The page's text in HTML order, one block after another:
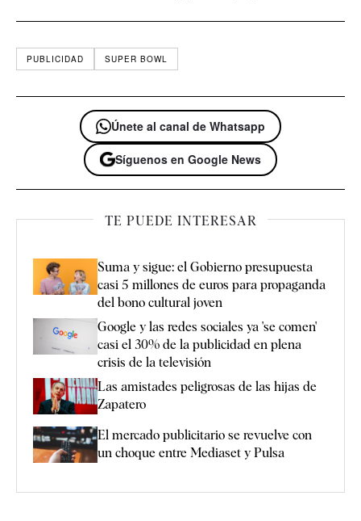
PUBLICIDAD SUPER BOWL
Únete al canal de Whatsapp
Síguenos en Google News
TE PUEDE INTERESAR
Suma y sigue: el Gobierno presupuesta
casi 5 millones de euros para propaganda
del bono cultural joven
Google y las redes sociales ya 'se comen'
casi el 30% de la publicidad en plena
crisis de la televisión
Las amistades peligrosas de las hijas de
Zapatero
El mercado publicitario se revuelve con
un choque entre Mediaset y Pulsa